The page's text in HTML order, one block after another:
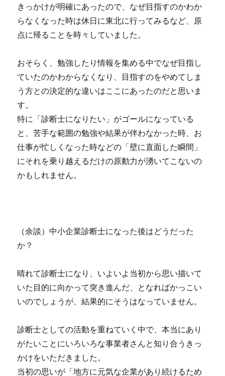
きっかけが明確にあったので、なぜ目指すのかわか
らなくなった時は休日に東北に行ってみるなど、原
点に帰ることを時々していました。
おそらく、勉強したり情報を集める中でなぜ目指し
ていたのかわからなくなり、目指すのをやめてしま
う方との決定的な違いはここにあったのだと思いま
す。
特に「診断士になりたい」がゴールになっている
と、苦手な範囲の勉強や結果が伴わなかった時、お
仕事が忙しくなった時などの「壁に直面した瞬間」
にそれを乗り越えるだけの原動力が湧いてこないの
かもしれません。
（余談）中小企業診断士になった後はどうだった
か？
晴れて診断士になり、いよいよ当初から思い描いて
いた目的に向かって突き進んだ、となればかっこい
いのでしょうが、結果的にそうはなっていません。
診断士としての活動を重ねていく中で、本当にあり
がたいことにいろいろな事業者さんと知り合うきっ
かけをいただきました。
当初の思いが「地方に元気な企業があり続けるため